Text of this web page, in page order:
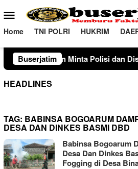
ke
konten
Menu
Mobile
Home TNI POLRI HUKRIM
Buserjatim
Minta Polisi dan Dishub
HEADLINES
TAG: BABINSA BOGOARUM
DESA DAN DINKES BASMI DBD
Babinsa Bogoarum
Desa Dan Dinkes
Fogging di Desa